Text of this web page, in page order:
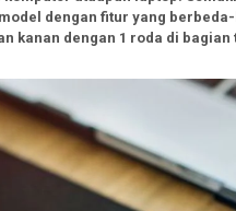
dengan fitur yang
kanan dengan 1 roda di